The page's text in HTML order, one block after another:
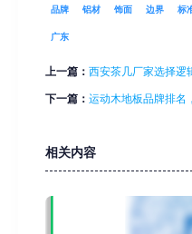
品牌 铝材 饰面 边界 标
广东
上一篇： 西安茶几厂家选择逻
下一篇： 运动木地板品牌排名
相关内容